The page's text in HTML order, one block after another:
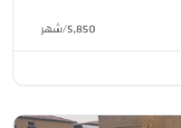
5,850
/شهر